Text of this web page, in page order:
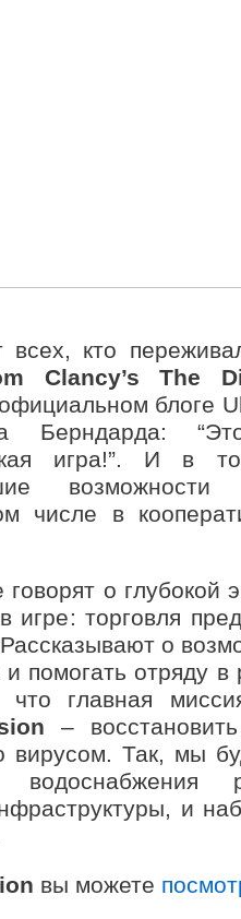
всех, кто
Clancy’s The
блоге
Берндарда:
игра!”. И в
числе в
говорят о глубокой
игре: торговля
о
помогать отряду в
главная
–
вирусом. Так, мы
водоснабжения
и
вы можете